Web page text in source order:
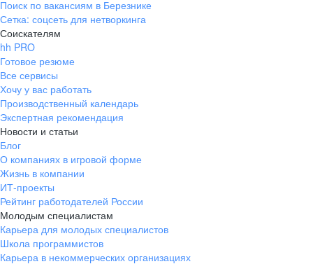
Поиск по вакансиям в Березнике
Сетка: соцсеть для нетворкинга
Соискателям
hh PRO
Готовое резюме
Все сервисы
Хочу у вас работать
Производственный календарь
Экспертная рекомендация
Новости и статьи
Блог
О компаниях в игровой форме
Жизнь в компании
ИТ-проекты
Рейтинг работодателей России
Молодым специалистам
Карьера для молодых специалистов
Школа программистов
Карьера в некоммерческих организациях